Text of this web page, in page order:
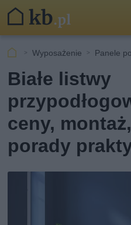
Wyposażenie Panele
Białe listwy
ceny, montaż,
porady